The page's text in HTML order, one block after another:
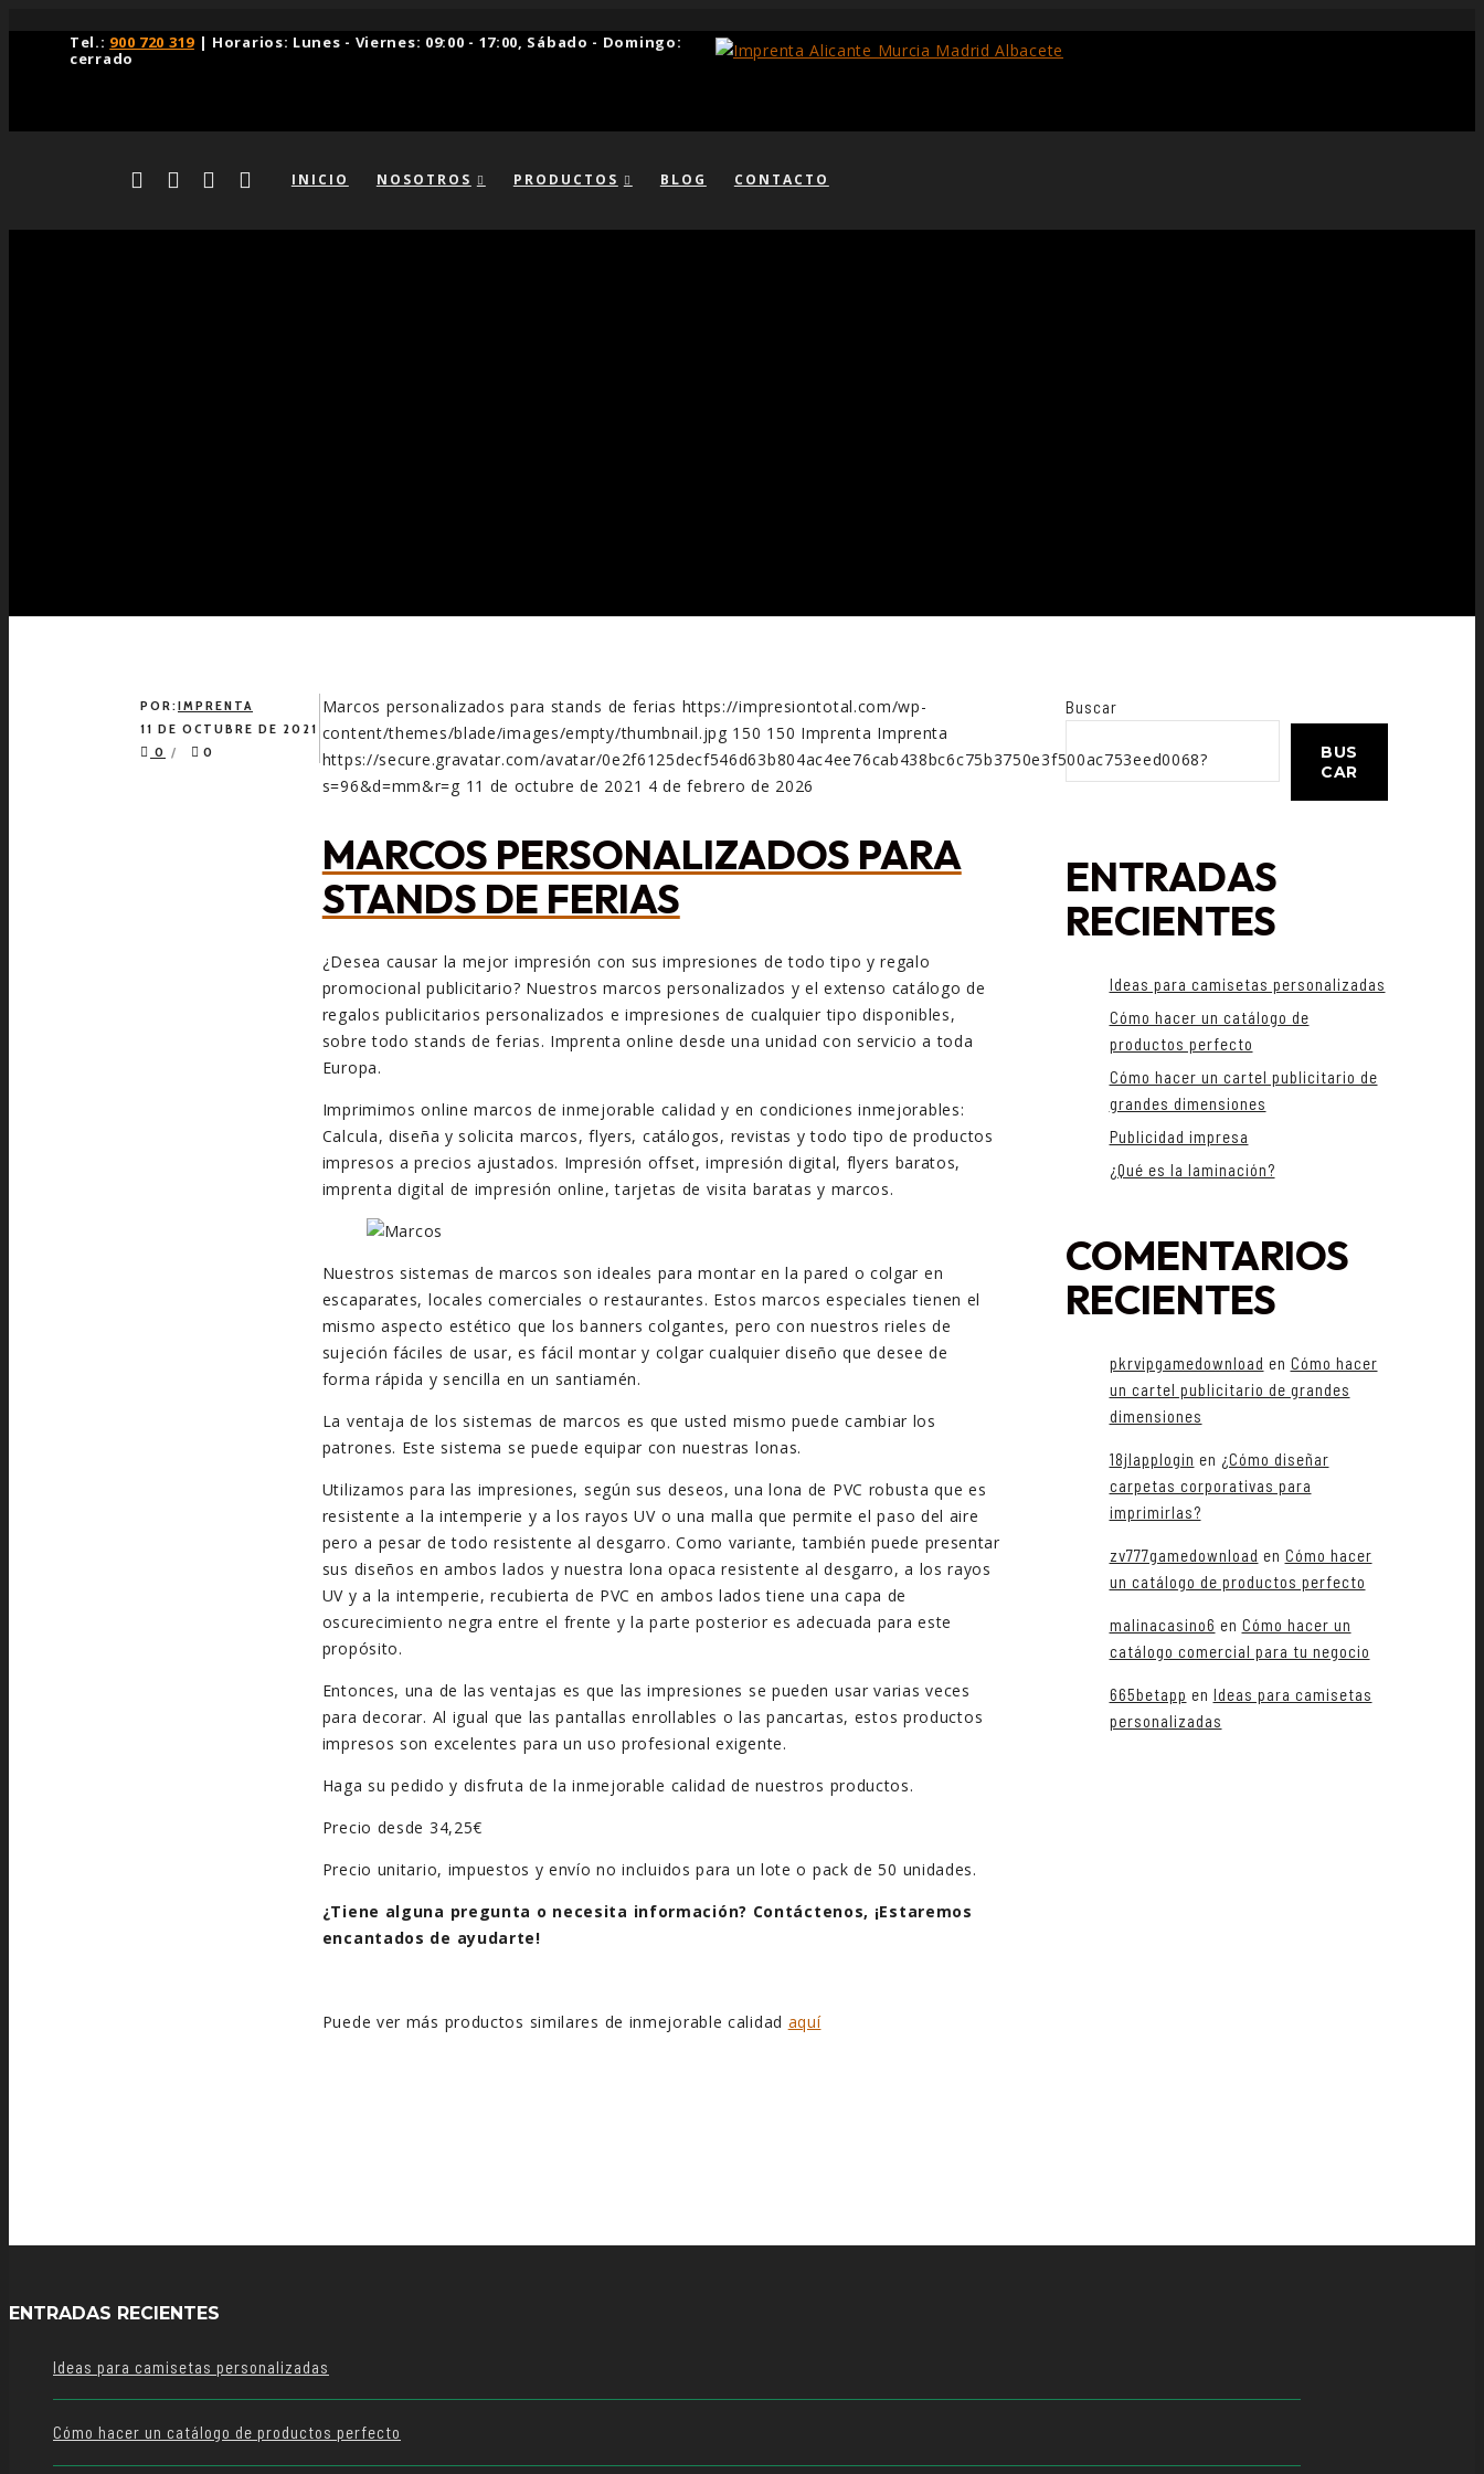
Tel.: 900 720 319| Horarios: Lunes - Viernes: 09:00 - 17:00, Sábado - Domingo:
cerrado
INICIO NOSOTROS PRODUCTOS BLOG CONTACTO
POR:IMPRENTA
11 DE OCTUBRE DE 2021
0
0
Marcos personalizados para stands de ferias https://impresiontotal.com/wp-
content/themes/blade/images/empty/thumbnail.jpg 150 150 Imprenta Imprenta
https://secure.gravatar.com/avatar/0e2f6125decf546d63b804ac4ee76cab438bc6c75b3750e3f500ac753eed0068?
s=96&d=mm&r=g 11 de octubre de 2021 4 de febrero de 2026
MARCOS PERSONALIZADOS PARA
STANDS DE FERIAS
¿Desea causar la mejor impresión con sus impresiones de todo tipo y regalo
promocional publicitario? Nuestros marcos personalizados y el extenso catálogo de
regalos publicitarios personalizados e impresiones de cualquier tipo disponibles,
sobre todo stands de ferias. Imprenta online desde una unidad con servicio a toda
Europa.
Imprimimos online marcos de inmejorable calidad y en condiciones inmejorables:
Calcula, diseña y solicita marcos, flyers, catálogos, revistas y todo tipo de productos
impresos a precios ajustados. Impresión offset, impresión digital, flyers baratos,
imprenta digital de impresión online, tarjetas de visita baratas y marcos.
Nuestros sistemas de marcos son ideales para montar en la pared o colgar en
escaparates, locales comerciales o restaurantes. Estos marcos especiales tienen el
mismo aspecto estético que los banners colgantes, pero con nuestros rieles de
sujeción fáciles de usar, es fácil montar y colgar cualquier diseño que desee de
forma rápida y sencilla en un santiamén.
La ventaja de los sistemas de marcos es que usted mismo puede cambiar los
patrones. Este sistema se puede equipar con nuestras lonas.
Utilizamos para las impresiones, según sus deseos, una lona de PVC robusta que es
resistente a la intemperie y a los rayos UV o una malla que permite el paso del aire
pero a pesar de todo resistente al desgarro. Como variante, también puede presentar
sus diseños en ambos lados y nuestra lona opaca resistente al desgarro, a los rayos
UV y a la intemperie, recubierta de PVC en ambos lados tiene una capa de
oscurecimiento negra entre el frente y la parte posterior es adecuada para este
propósito.
Entonces, una de las ventajas es que las impresiones se pueden usar varias veces
para decorar. Al igual que las pantallas enrollables o las pancartas, estos productos
impresos son excelentes para un uso profesional exigente.
Haga su pedido y disfruta de la inmejorable calidad de nuestros productos.
Precio desde 34,25€
Precio unitario, impuestos y envío no incluidos para un lote o pack de 50 unidades.
¿Tiene alguna pregunta o necesita información? Contáctenos, ¡Estaremos
encantados de ayudarte!
Puede ver más productos similares de inmejorable calidad aquí
Buscar
BUS
CAR
ENTRADAS
RECIENTES
Ideas para camisetas personalizadas
Cómo hacer un catálogo de
productos perfecto
Cómo hacer un cartel publicitario de
grandes dimensiones
Publicidad impresa
¿Qué es la laminación?
COMENTARIOS
RECIENTES
pkrvipgamedownload en Cómo hacer
un cartel publicitario de grandes
dimensiones
18jlapplogin en ¿Cómo diseñar
carpetas corporativas para
imprimirlas?
zv777gamedownload en Cómo hacer
un catálogo de productos perfecto
malinacasino6 en Cómo hacer un
catálogo comercial para tu negocio
665betapp en Ideas para camisetas
personalizadas
ENTRADAS RECIENTES
Ideas para camisetas personalizadas
Cómo hacer un catálogo de productos perfecto